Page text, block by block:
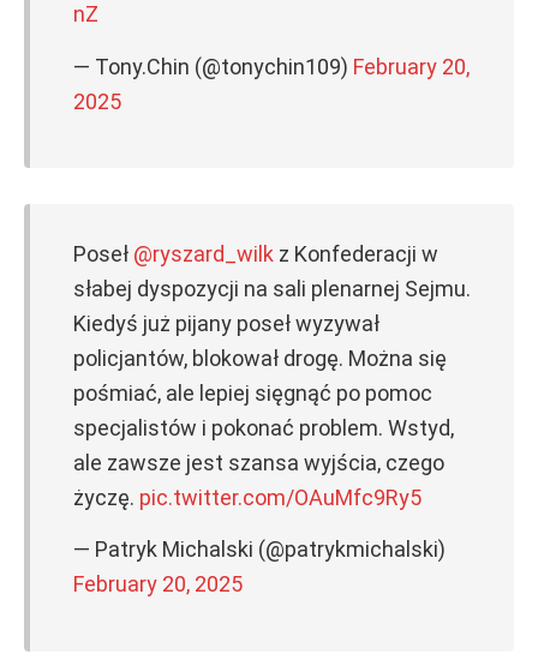
nZ
— Tony.Chin (@tonychin109) February 20,
2025
Poseł @ryszard_wilk z Konfederacji w
słabej dyspozycji na sali plenarnej Sejmu.
Kiedyś już pijany poseł wyzywał
policjantów, blokował drogę. Można się
pośmiać, ale lepiej sięgnąć po pomoc
specjalistów i pokonać problem. Wstyd,
ale zawsze jest szansa wyjścia, czego
życzę. pic.twitter.com/OAuMfc9Ry5
— Patryk Michalski (@patrykmichalski)
February 20, 2025